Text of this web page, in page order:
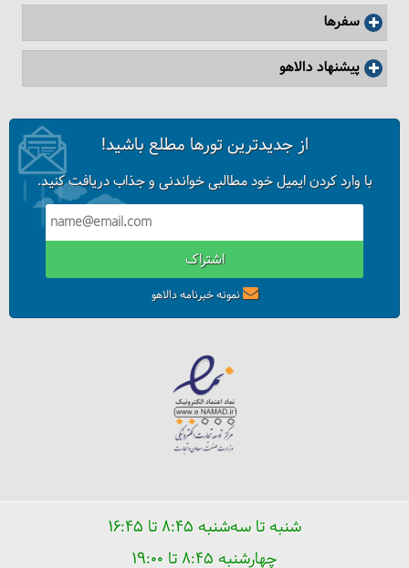
سفرها
پیشنهاد دالاهو
از جدیدترین تورها مطلع باشید!
با وارد کردن ایمیل خود مطالبی خواندنی و جذاب دریافت کنید.
اشتراک
نمونه خبرنامه دالاهو
شنبه تا سه‌شنبه ۸:۴۵ تا ۱۶:۴۵
چهارشنبه ۸:۴۵ تا ۱۹:۰۰